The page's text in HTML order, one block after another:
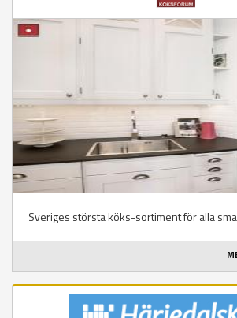
Sveriges största köks-sortiment för alla